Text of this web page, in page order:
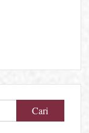
Cari
untuk: